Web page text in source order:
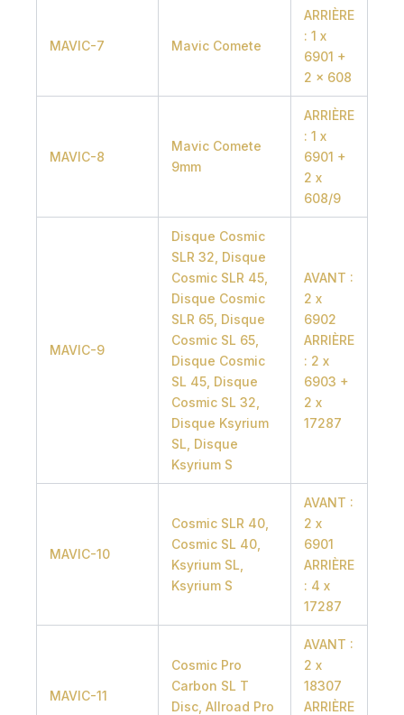
MAVIC-7 Mavic Comete
ARRIÈRE
: 1 x
6901 +
2 x 608
MAVIC-8
Mavic Comete
9mm
ARRIÈRE
: 1 x
6901 +
2 x
608/9
MAVIC-9
Disque Cosmic
SLR 32, Disque
Cosmic SLR 45,
Disque Cosmic
SLR 65, Disque
Cosmic SL 65,
Disque Cosmic
SL 45, Disque
Cosmic SL 32,
Disque Ksyrium
SL, Disque
Ksyrium S
AVANT :
2 x
6902
ARRIÈRE
: 2 x
6903 +
2 x
17287
MAVIC-10
Cosmic SLR 40,
Cosmic SL 40,
Ksyrium SL,
Ksyrium S
AVANT :
2 x
6901
ARRIÈRE
: 4 x
17287
MAVIC-11
Cosmic Pro
Carbon SL T
Disc, Allroad Pro
AVANT :
2 x
18307
ARRIÈRE